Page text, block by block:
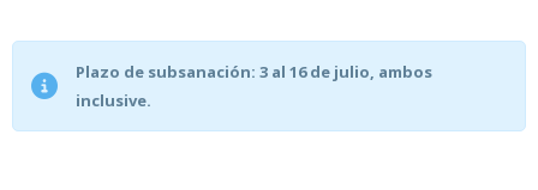
Plazo de subsanación: 3 al 16 de julio, ambos
inclusive.